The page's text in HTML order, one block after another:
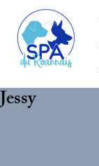
Jessy